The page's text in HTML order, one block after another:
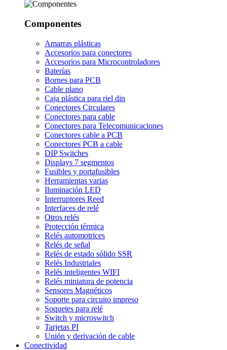
Componentes
Amarras plásticas
Accesorios para conectores
Accesorios para Microcontroladores
Baterías
Bornes para PCB
Cable plano
Caja plástica para riel din
Conectores Circulares
Conectores para cable
Conectores para Telecomunicaciones
Conectores cable a PCB
Conectores PCB a cable
DIP Switches
Displays 7 segmentos
Fusibles y portafusibles
Herramientas varias
Iluminación LED
Interruptores Reed
Interfaces de relé
Otros relés
Protección térmica
Relés automotrices
Relés de señal
Relés de estado sólido SSR
Relés Industriales
Relés inteligentes WIFI
Relés miniatura de potencia
Sensores Magnéticos
Soporte para circuito impreso
Soquetes para relé
Switch y microswitch
Tarjetas PI
Unión y derivación de cable
Conectividad